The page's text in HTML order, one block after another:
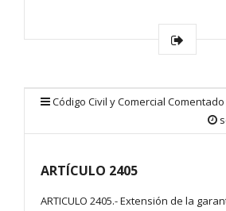
Código Civil y Comercial Comentado
ARTÍCULO 2405
ARTICULO 2405.- Extensión de la